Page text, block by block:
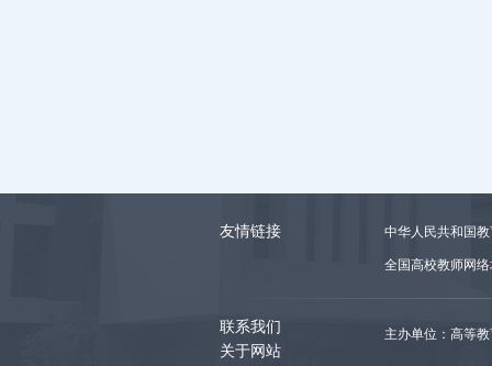
友情链接 中华人民共和国
全国高校教师网
联系我们
关于网站
主办单位：高等